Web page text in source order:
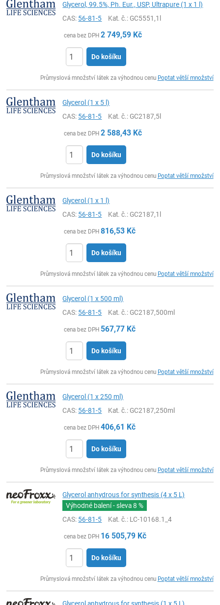
Glycerol, 99.5%, Ph. Eur., USP, Ultrapure (1 x 1 l)
CAS: 56-81-5 Kat. č.: GC5551,1l
cena bez DPH 2 749,59 Kč
Do košíku
Průmyslová množství látek za výhodnou cenu Poptat větší množství
Glycerol (1 x 5 l)
CAS: 56-81-5 Kat. č.: GC2187,5l
cena bez DPH 2 588,43 Kč
Do košíku
Průmyslová množství látek za výhodnou cenu Poptat větší množství
Glycerol (1 x 1 l)
CAS: 56-81-5 Kat. č.: GC2187,1l
cena bez DPH 816,53 Kč
Do košíku
Průmyslová množství látek za výhodnou cenu Poptat větší množství
Glycerol (1 x 500 ml)
CAS: 56-81-5 Kat. č.: GC2187,500ml
cena bez DPH 567,77 Kč
Do košíku
Průmyslová množství látek za výhodnou cenu Poptat větší množství
Glycerol (1 x 250 ml)
CAS: 56-81-5 Kat. č.: GC2187,250ml
cena bez DPH 406,61 Kč
Do košíku
Průmyslová množství látek za výhodnou cenu Poptat větší množství
Glycerol anhydrous for synthesis (4 x 5 L)
Výhodné balení - sleva8 %
CAS: 56-81-5 Kat. č.: LC-10168.1_4
cena bez DPH 16 505,79 Kč
Do košíku
Průmyslová množství látek za výhodnou cenu Poptat větší množství